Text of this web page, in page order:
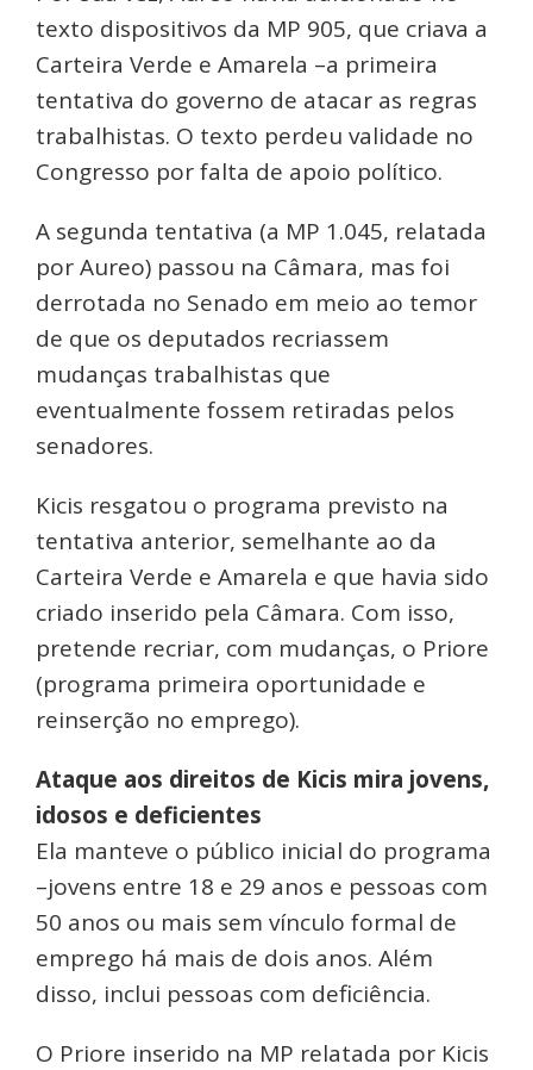
texto dispositivos da MP 905, que criava a
Carteira Verde e Amarela –a primeira
tentativa do governo de atacar as regras
trabalhistas. O texto perdeu validade no
Congresso por falta de apoio político.
A segunda tentativa (a MP 1.045, relatada
por Aureo) passou na Câmara, mas foi
derrotada no Senado em meio ao temor
de que os deputados recriassem
mudanças trabalhistas que
eventualmente fossem retiradas pelos
senadores.
Kicis resgatou o programa previsto na
tentativa anterior, semelhante ao da
Carteira Verde e Amarela e que havia sido
criado inserido pela Câmara. Com isso,
pretende recriar, com mudanças, o Priore
(programa primeira oportunidade e
reinserção no emprego).
Ataque aos direitos de Kicis mira jovens,
idosos e deficientes
Ela manteve o público inicial do programa
–jovens entre 18 e 29 anos e pessoas com
50 anos ou mais sem vínculo formal de
emprego há mais de dois anos. Além
disso, inclui pessoas com deficiência.
O Priore inserido na MP relatada por Kicis